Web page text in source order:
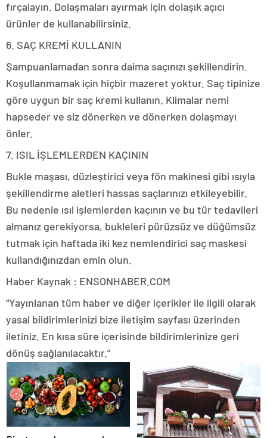
fırçalayın. Dolaşmaları ayırmak için dolaşık açıcı
ürünler de kullanabilirsiniz.
6. SAÇ KREMİ KULLANIN
Şampuanlamadan sonra daima saçınızı şekillendirin.
Koşullanmamak için hiçbir mazeret yoktur. Saç tipinize
göre uygun bir saç kremi kullanın. Klimalar nemi
hapseder ve siz dönerken ve dönerken dolaşmayı
önler.
7. ISIL İŞLEMLERDEN KAÇININ
Bukle maşası, düzleştirici veya fön makinesi gibi ısıyla
şekillendirme aletleri hassas saçlarınızı etkileyebilir.
Bu nedenle ısıl işlemlerden kaçının ve bu tür tedavileri
almanız gerekiyorsa, bukleleri pürüzsüz ve düğümsüz
tutmak için haftada iki kez nemlendirici saç maskesi
kullandığınızdan emin olun.
Haber Kaynak : ENSONHABER.COM
“Yayınlanan tüm haber ve diğer içerikler ile ilgili olarak
yasal bildirimlerinizi bize iletişim sayfası üzerinden
iletiniz. En kısa süre içerisinde bildirimlerinize geri
dönüş sağlanılacaktır.”